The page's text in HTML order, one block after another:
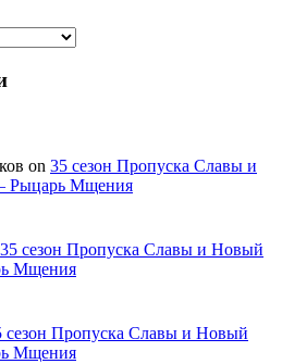
on 35 сезон Пропуска Славы и
Рыцарь Мщения
35 сезон Пропуска Славы и Новый
Мщения
сезон Пропуска Славы и Новый
Мщения